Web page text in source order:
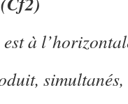
à
simultanés,